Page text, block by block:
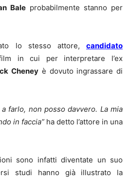
Bale probabilmente stanno per
lo stesso attore, candidato
in cui per interpretare l’ex
Cheney è dovuto ingrassare di
farlo, non posso davvero. La mia
in faccia” ha detto l’attore in una
sono infatti diventate un suo
studi hanno già illustrato la